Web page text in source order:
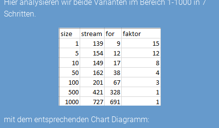
Hier analysieren wir beide Varianten im Bereich 1-1000 in 7
Schritten.
mit dem entsprechenden Chart Diagramm: